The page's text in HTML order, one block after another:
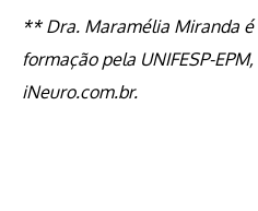
** Dra. Maramélia Miranda
formação pela UNIFESP-
iNeuro.com.br.